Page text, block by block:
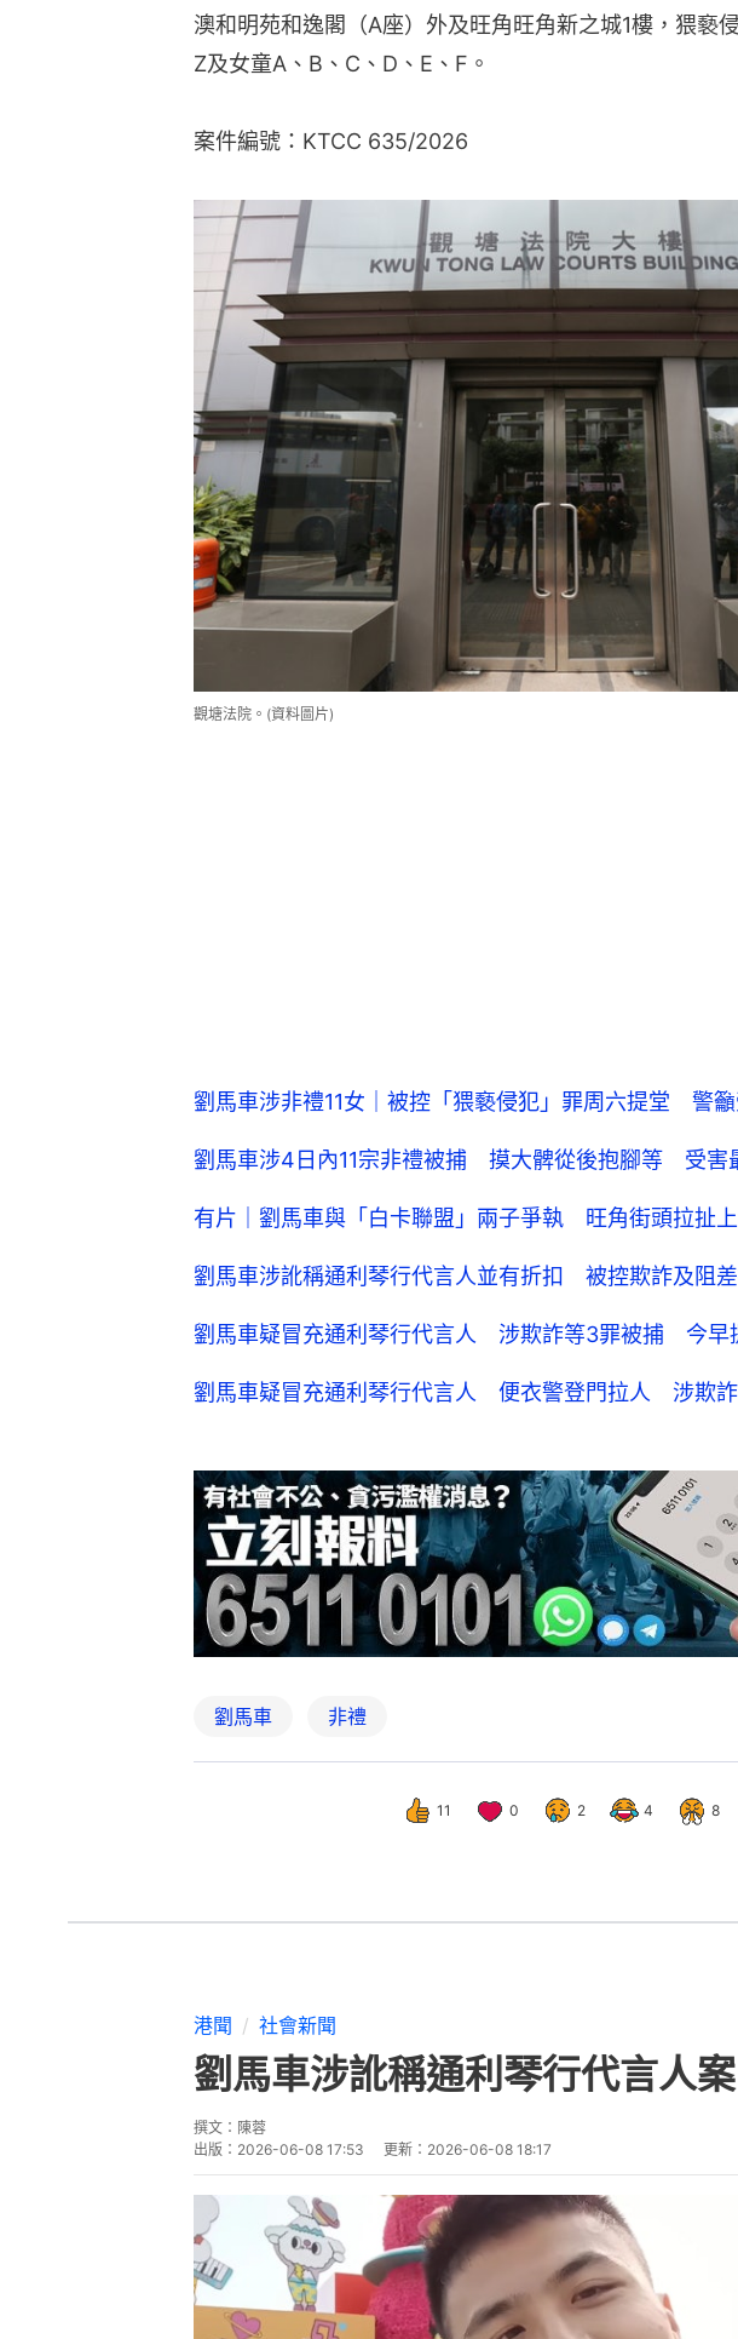
澳和明苑和逸閣（A座）外及旺角旺角新之城1樓，猥褻
Z及女童A、B、C、D、E、F。
案件編號：KTCC 635/2026
觀塘法院。(資料圖片)
劉馬車涉非禮11女｜被控「猥褻侵犯」罪周六提堂 警
劉馬車涉4日內11宗非禮被捕 摸大髀從後抱腳等 受害
有片｜劉馬車與「白卡聯盟」兩子爭執 旺角街頭拉扯
劉馬車涉訛稱通利琴行代言人並有折扣 被控欺詐及阻
劉馬車疑冒充通利琴行代言人 涉欺詐等3罪被捕 今早
劉馬車疑冒充通利琴行代言人 便衣警登門拉人 涉欺
劉馬車 非禮
11 0 2 4 8
港聞 社會新聞
劉馬車涉訛稱通利琴行代言
撰文： 陳蓉
出版： 2026-06-08 17:53 更新： 2026-06-08 18:17